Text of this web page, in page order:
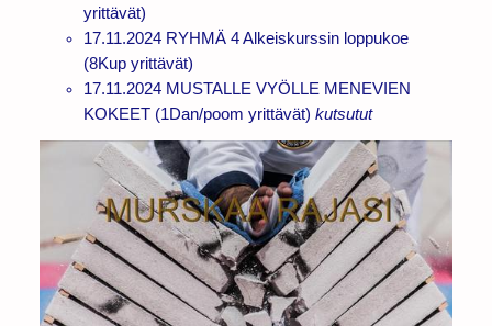
yrittävät)
17.11.2024 RYHMÄ 4 Alkeiskurssin loppukoe
(8Kup yrittävät)
17.11.2024 MUSTALLE VYÖLLE MENEVIEN
KOKEET (1Dan/poom yrittävät) kutsutut